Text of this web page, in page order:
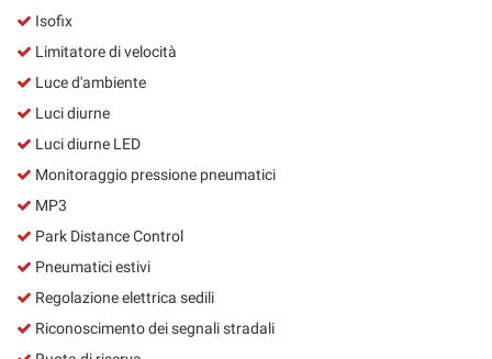
Isofix
Limitatore di velocità
Luce d'ambiente
Luci diurne
Luci diurne LED
Monitoraggio pressione pneumatici
MP3
Park Distance Control
Pneumatici estivi
Regolazione elettrica sedili
Riconoscimento dei segnali stradali